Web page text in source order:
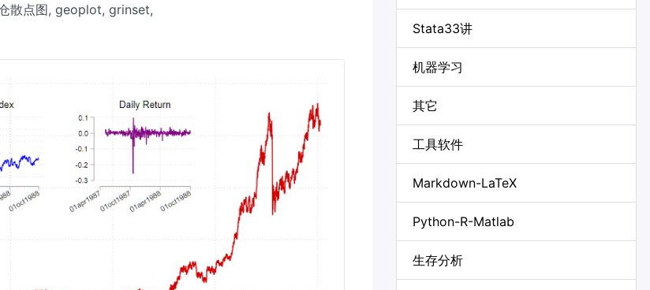
散点图, geoplot, grinset,
Stata33讲
机器学习
其它
工具软件
Markdown-LaTeX
Python-R-Matlab
生存分析